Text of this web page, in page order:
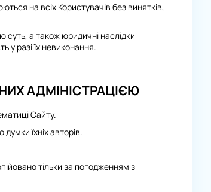
на всіх Користувачів без винятків,
суть, а також юридичні наслідки
у разі їх невиконання.
АДМІНІСТРАЦІЄЮ
Сайту.
їхніх авторів.
тільки за погодженням з